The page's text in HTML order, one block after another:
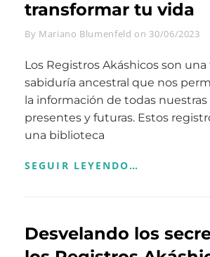
transformar tu vida
By Byline
Mariano Blumenfeld on 30/06/2023
Los Registros Akáshicos son
sabiduría ancestral que nos
la información de todas nuestras
presentes y futuras. Estos
una biblioteca
SEGUIR LEYENDO…
REGISTROS
AKÁSHICOS
Desvelando los